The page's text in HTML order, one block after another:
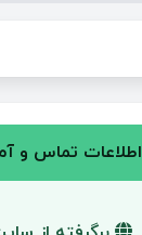
اطلاعات تماس و